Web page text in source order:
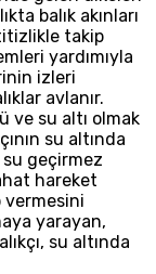
balık akınları
takip
yardımıyla
izleri
avlanır.
ve su altı olmak
su altında
su geçirmez
hareket
vermesini
yarayan,
su altında